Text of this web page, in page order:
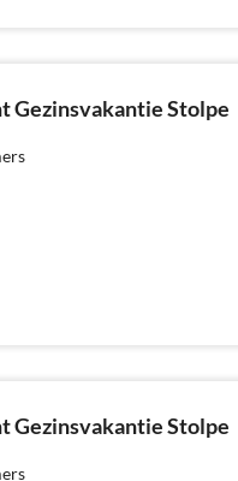
Gezinsvakantie Stolpe
Gezinsvakantie Stolpe